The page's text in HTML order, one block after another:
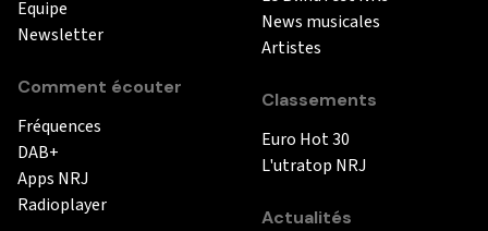
Equipe
Newsletter
Comment écouter
Fréquences
DAB+
Apps NRJ
Radioplayer
News musicales
Artistes
Classements
Euro Hot 30
L'utratop NRJ
Actualités